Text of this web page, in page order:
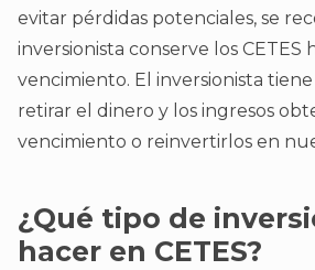
evitar pérdidas potenciales, se
inversionista conserve los CETES
vencimiento. El inversionista
retirar el dinero y los ingresos
vencimiento o reinvertirlos en
¿Qué tipo de
hacer en CETES?